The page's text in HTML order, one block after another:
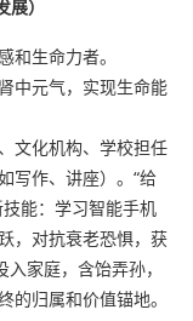
）
和生命力者。
中元气，实现生命能
文化机构、学校担任
写作、讲座）。“给
能：学习智能手机
，对抗衰老恐惧，获
家庭，含饴弄孙，
的归属和价值锚地。